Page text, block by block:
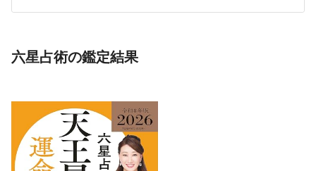
六星占術の鑑定結果